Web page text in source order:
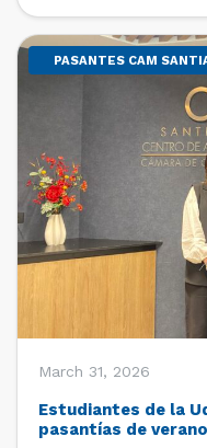
de la Universidad de
[…]
PASANTES CAM
March 31, 2026
Estudiantes de la
pasantías de